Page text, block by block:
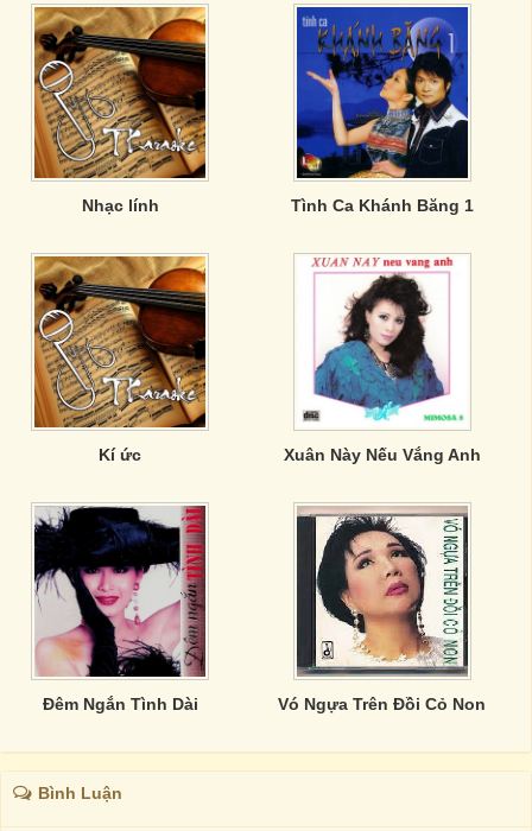
Nhạc lính Tình Ca Khánh Băng 1
Kí ức Xuân Này Nếu Vắng Anh
Đêm Ngắn Tình Dài Vó Ngựa Trên Đồi Cỏ Non
Bình Luận